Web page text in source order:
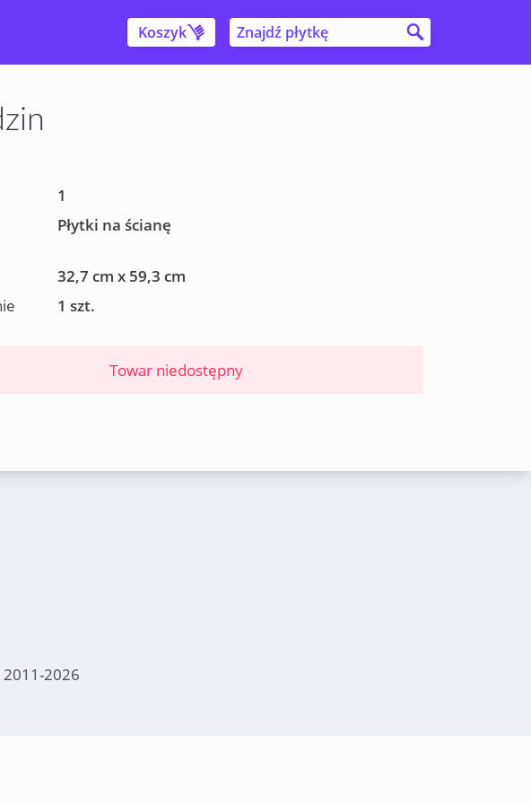
Koszyk
1
Płytki na ścianę
32,7 cm x 59,3 cm
1 szt.
Towar niedostępny
2011-2026